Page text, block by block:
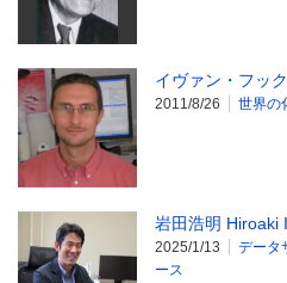
イヴァン・フッ
2011/8/26 世界の
岩田浩明 Hiroaki
2025/1/13 データ
ース